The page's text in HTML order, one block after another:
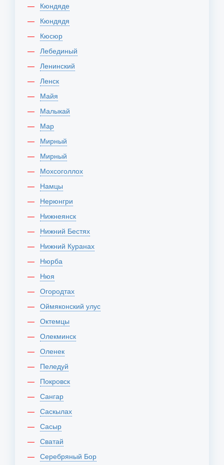
Кюндяде
Кюндядя
Кюсюр
Лебединый
Ленинский
Ленск
Майя
Малыкай
Мар
Мирный
Мирный
Мохсоголлох
Намцы
Нерюнгри
Нижнеянск
Нижний Бестях
Нижний Куранах
Нюрба
Нюя
Огородтах
Оймяконский улус
Октемцы
Олекминск
Оленек
Пеледуй
Покровск
Сангар
Саскылах
Сасыр
Сватай
Серебряный Бор